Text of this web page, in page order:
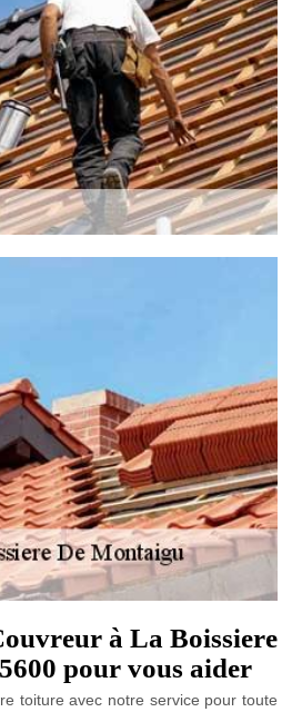
à La Boissiere
pour vous aider
toiture avec notre service pour toute